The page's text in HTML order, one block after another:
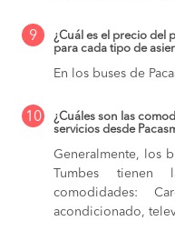
9
¿Cuál es el precio del
para cada tipo de
En los buses de
10
¿Cuáles son las
servicios desde
Generalmente, los
Tumbes tienen
comodidades:
acondicionado,